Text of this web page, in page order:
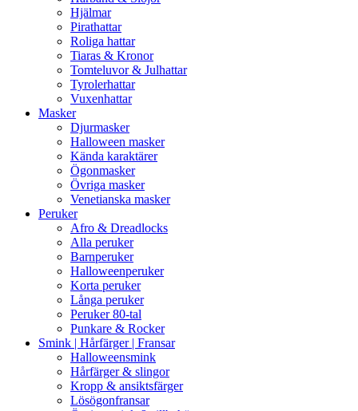
Hjälmar
Pirathattar
Roliga hattar
Tiaras & Kronor
Tomteluvor & Julhattar
Tyrolerhattar
Vuxenhattar
Masker
Djurmasker
Halloween masker
Kända karaktärer
Ögonmasker
Övriga masker
Venetianska masker
Peruker
Afro & Dreadlocks
Alla peruker
Barnperuker
Halloweenperuker
Korta peruker
Långa peruker
Peruker 80-tal
Punkare & Rocker
Smink | Hårfärger | Fransar
Halloweensmink
Hårfärger & slingor
Kropp & ansiktsfärger
Lösögonfransar